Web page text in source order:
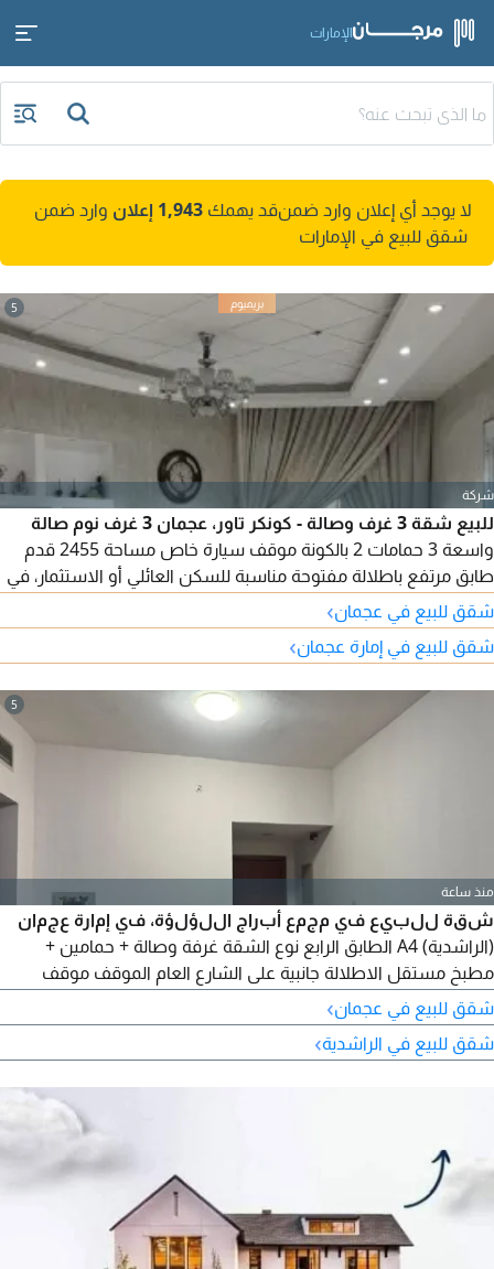
الإمارات
لا يوجد أي إعلان وارد ضمنقد يهمك 1,943 إعلان
وارد ضمن
شقق للبيع في الإمارات
5
شركة
للبيع شقة 3 غرف وصالة - كونكر تاور، عجمان 3 غرف نوم صالة
واسعة 3 حمامات 2 بالكونة موقف سيارة خاص مساحة 2455 قدم
طابق مرتفع باطلالة مفتوحة مناسبة للسكن العائلي أو الاستثمار، في
برج راق قريب من جميع الخدمات. السعر 1000000 درهم
شقق للبيع في عجمان›
شقق للبيع في إمارة عجمان›
5
منذ ساعة
شقة للبيع في مجمع أبراج اللؤلؤة، في إمارة عجمان
(الراشدية) A4 الطابق الرابع نوع الشقة غرفة وصالة + حمامين +
مطبخ مستقل الاطلالة جانبية على الشارع العام الموقف موقف
حديثا، مزودة بمكيفات سبليت حديثة موفره للطاقة السعر المطلوب
350 ألف درهم قابل للتفاوض
شقق للبيع في عجمان›
شقق للبيع في الراشدية›